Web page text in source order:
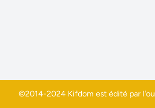
©2014-2024 Kifdom est édité par